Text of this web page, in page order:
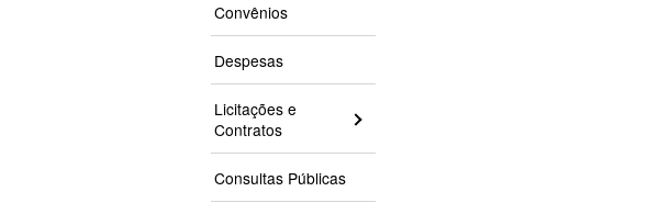
Convênios
Despesas
Licitações e
Contratos
Consultas Públicas